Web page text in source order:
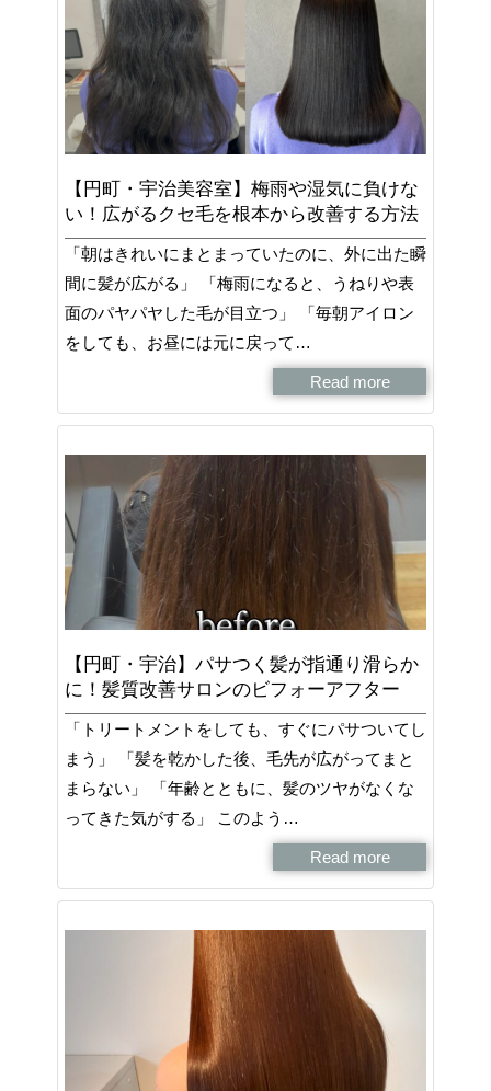
【円町・宇治美容室】梅雨や湿気に負けな
い！広がるクセ毛を根本から改善する方法
「朝はきれいにまとまっていたのに、外に出た瞬
間に髪が広がる」 「梅雨になると、うねりや表
面のパヤパヤした毛が目立つ」 「毎朝アイロン
をしても、お昼には元に戻って…
Read more
【円町・宇治】パサつく髪が指通り滑らか
に！髪質改善サロンのビフォーアフター
「トリートメントをしても、すぐにパサついてし
まう」 「髪を乾かした後、毛先が広がってまと
まらない」 「年齢とともに、髪のツヤがなくな
ってきた気がする」 このよう…
Read more